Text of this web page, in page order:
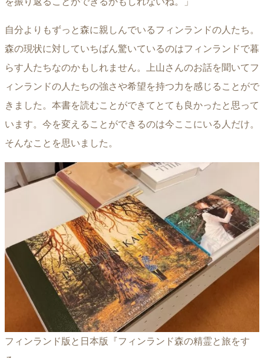
自分よりもずっと森に親しんでいるフィンランドの人たち。
森の現状に対していちばん驚いているのはフィンランドで暮
らす人たちなのかもしれません。上山さんのお話を聞いてフ
ィンランドの人たちの強さや希望を持つ力を感じることがで
きました。本書を読むことができてとても良かったと思って
います。今を変えることができるのは今ここにいる人だけ。
そんなことを思いました。
フィンランド版と日本版『フィンランド森の精霊と旅をす